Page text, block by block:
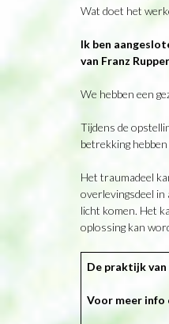
Wat doet het
Ik ben
van Franz
We hebben een
Tijdens de
betrekking
Het traumadeel
overlevingsdeel in
licht komen. Het
oplossing kan
De praktijk
Voor meer info